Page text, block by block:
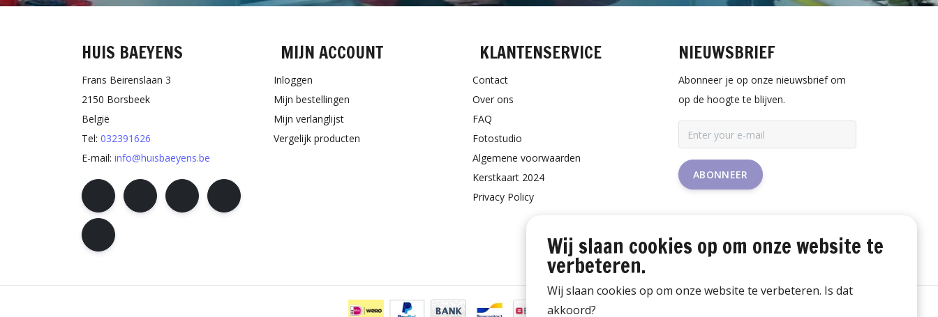
HUIS BAEYENS
Frans Beirenslaan 3
2150 Borsbeek
België
Tel: 032391626
E-mail: info@huisbaeyens.be
MIJN ACCOUNT
Inloggen
Mijn bestellingen
Mijn verlanglijst
Vergelijk producten
KLANTENSERVICE
Contact
Over ons
FAQ
Fotostudio
Algemene voorwaarden
Kerstkaart 2024
Privacy Policy
NIEUWSBRIEF
Abonneer je op onze nieuwsbrief om
op de hoogte te blijven.
ABONNEER
Wij slaan cookies op om onze website te
verbeteren.
Wij slaan cookies op om onze website te verbeteren. Is dat
akkoord?